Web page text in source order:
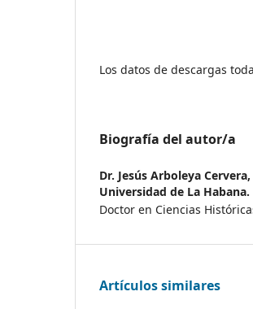
Los datos de descargas
Biografía del autor/a
Dr. Jesús Arboleya Cervera,
Universidad de La Habana.
Doctor en Ciencias
Artículos similares